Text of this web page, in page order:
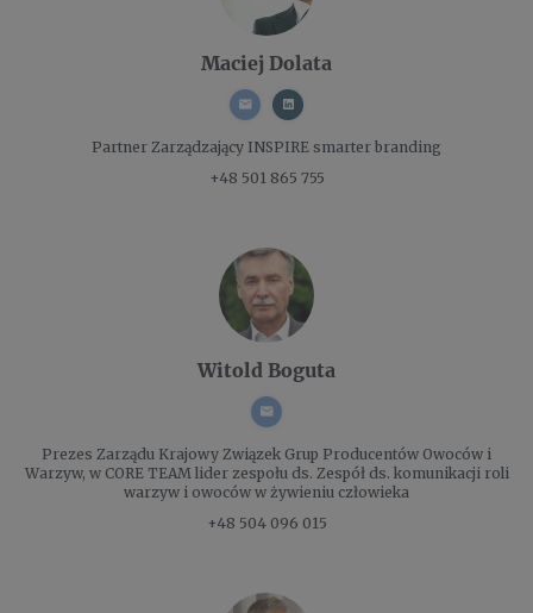
Maciej Dolata
Partner Zarządzający INSPIRE smarter branding
+48 501 865 755
Witold Boguta
Prezes Zarządu Krajowy Związek Grup Producentów Owoców i
Warzyw, w CORE TEAM lider zespołu ds. Zespół ds. komunikacji roli
warzyw i owoców w żywieniu człowieka
+48 504 096 015